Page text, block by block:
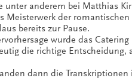
unter anderem bei Matthias
Meisterwerk der
bereits zur Pause.
wurde das
die richtige
dann die